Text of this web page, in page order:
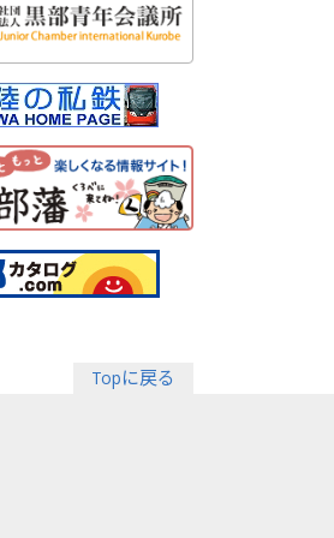
Topに戻る